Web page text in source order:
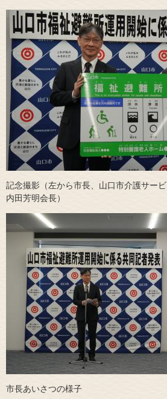
記念撮影（左から市長、山口市介護サー
内田芳明会長）
市長あいさつの様子